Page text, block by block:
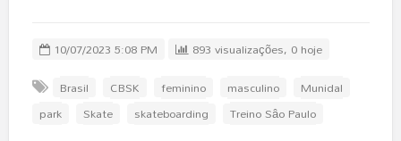
10/07/2023 5:08 PM
893 visualizações, 0 hoje
Brasil
CBSK feminino masculino
Munidal
park
Skate skateboarding Treino Sâo Paulo